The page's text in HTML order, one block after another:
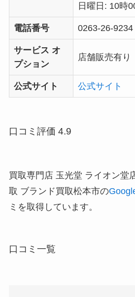
日曜日: 10時
電話番号 0263-26-9234
サービス オ
プション
店舗販売有り
公式サイト 公式サイト
口コミ評価 4.9
買取専門店 玉光堂 ライオン堂
取 ブランド買取松本市の
ミを取得しています。
口コミ一覧